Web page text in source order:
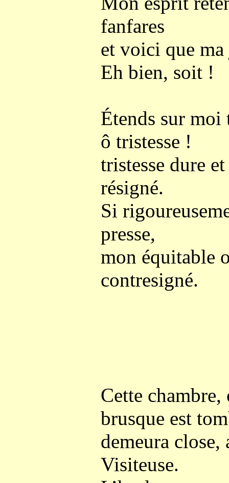
fanfares
et voici que
Eh bien, soit !
Étends sur moi
ô tristesse !
tristesse dure
résigné.
Si
presse,
mon équitable
contresigné.
Cette
brusque est
demeura close,
Visiteuse.